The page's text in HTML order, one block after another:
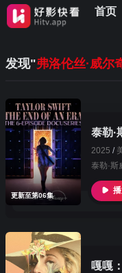
首页
发现"弗洛伦丝·威尔
更新至第06集
2025 /
嘎嘎